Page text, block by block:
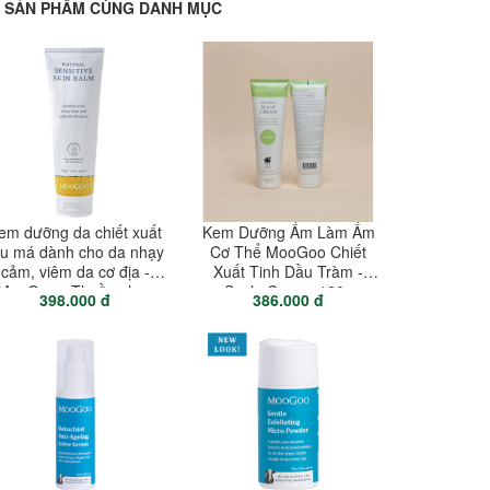
SẢN PHẨM CÙNG DANH MỤC
dưỡng da chiết xuất
má dành cho da nhạy
cảm, viêm da cơ địa -
- Thuần chay
398.000 đ
Kem Dưỡng Ẩm Làm Ấm
Cơ Thể MooGoo Chiết
Xuất Tinh Dầu Tràm -
Scalp Cream 120g
386.000 đ